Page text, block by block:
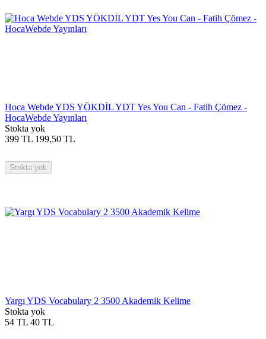
Hoca Webde YDS YÖKDİL YDT Yes You Can - Fatih Çömez -
HocaWebde Yayınları
Stokta yok
399 TL 199,50 TL
Stokta yok
Yargı YDS Vocabulary 2 3500 Akademik Kelime
Stokta yok
54 TL 40 TL